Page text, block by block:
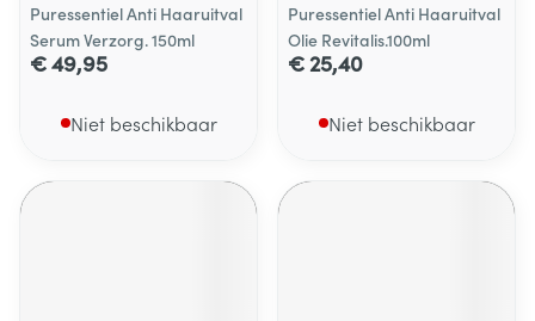
Puressentiel Anti Haaruitval
Serum Verzorg. 150ml
€ 49,95
Niet beschikbaar
Puressentiel Anti Haaruitval
Olie Revitalis.100ml
€ 25,40
Niet beschikbaar